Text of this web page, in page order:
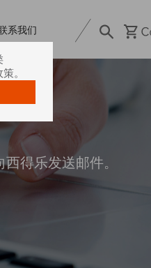
。
系我们
得乐发送邮件。